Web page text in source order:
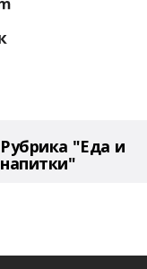
Рубрика "Еда и
напитки"